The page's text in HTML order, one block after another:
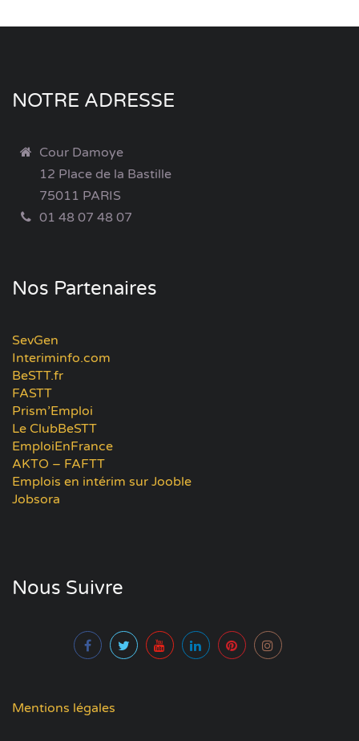
NOTRE ADRESSE
Cour Damoye
12 Place de la Bastille
75011 PARIS
01 48 07 48 07
Nos Partenaires
SevGen
Interiminfo.com
BeSTT.fr
FASTT
Prism’Emploi
Le ClubBeSTT
EmploiEnFrance
AKTO – FAFTT
Emplois en intérim sur Jooble
Jobsora
Nous Suivre
Mentions légales